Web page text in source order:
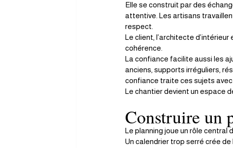
Elle se construit par des
attentive. Les artisans
respect.
Le client, l’architecte
cohérence.
La confiance facilite aussi les
anciens, supports irréguliers,
confiance traite ces sujets avec
Le chantier devient un espace
Construire un
Le planning joue un rôle central
Un calendrier trop serré crée